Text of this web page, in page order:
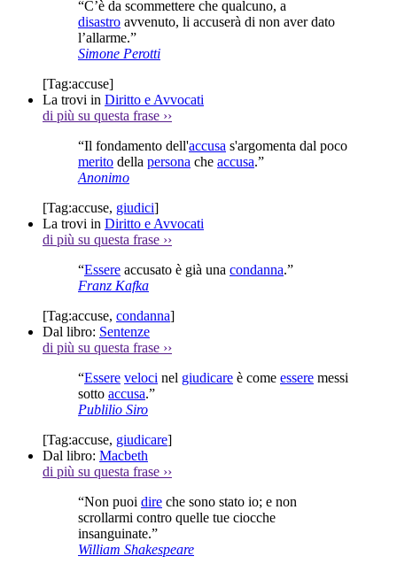
“C’è da scommettere che qualcuno, a
disastro avvenuto, li accuserà di non aver dato
l’allarme.”
Simone Perotti
[Tag:accuse]
La trovi in Diritto e Avvocati
di più su questa frase ››
“Il fondamento dell'accusa s'argomenta dal poco
merito della persona che accusa.”
Anonimo
[Tag:accuse, giudici]
La trovi in Diritto e Avvocati
di più su questa frase ››
“Essere accusato è già una condanna.”
Franz Kafka
[Tag:accuse, condanna]
Dal libro: Sentenze
di più su questa frase ››
“Essere veloci nel giudicare è come essere messi
sotto accusa.”
Publilio Siro
[Tag:accuse, giudicare]
Dal libro: Macbeth
di più su questa frase ››
“Non puoi dire che sono stato io; e non
scrollarmi contro quelle tue ciocche
insanguinate.”
William Shakespeare